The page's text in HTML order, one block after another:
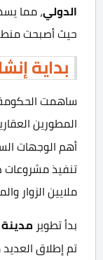
الدولي، مما
حيث أصبحت
بداية
ساهمت
المطورين
أهم الوجهات
تنفيذ مشروعات
ملايين الزوار
بدأ تطوير
تم إطلاق